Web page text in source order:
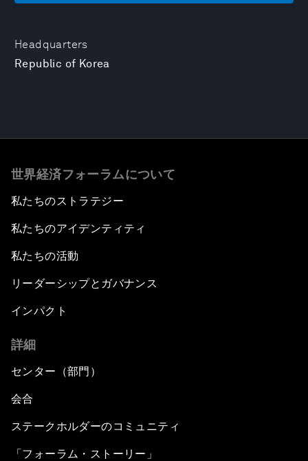
Headquarters
Republic of Korea
世界経済フォーラムについて
私たちのストラテジー
私たちのアイデンティティ
私たちの活動
リーダーシップとガバナンス
インパクト
詳細
センター（部門）
会合
ステークホルダーのコミュニティ
「フォーラム・ストーリー」